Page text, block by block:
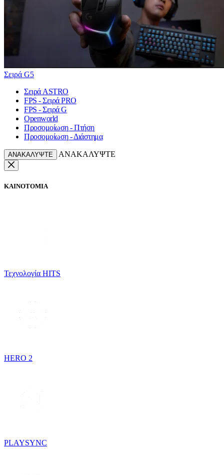
Σειρά G5
Σειρά ASTRO
FPS - Σειρά PRO
FPS - Σειρά G
Openworld
Προσομοίωση - Πτήση
Προσομοίωση - Διάστημα
ΑΝΑΚΑΛΥΨΤΕ ΑΝΑΚΑΛΥΨΤΕ
ΚΑΙΝΟΤΟΜΙΑ
Τεχνολογία HITS
HERO 2
PLAYSYNC